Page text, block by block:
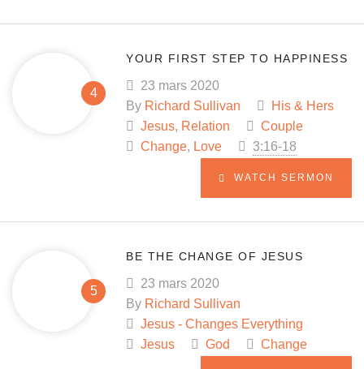
YOUR FIRST STEP TO HAPPINESS
23 mars 2020
By Richard Sullivan
His & Hers
Jesus, Relation
Couple
Change, Love 3:16-18
WATCH SERMON
BE THE CHANGE OF JESUS
23 mars 2020
By Richard Sullivan
Jesus - Changes Everything
Jesus
God Change